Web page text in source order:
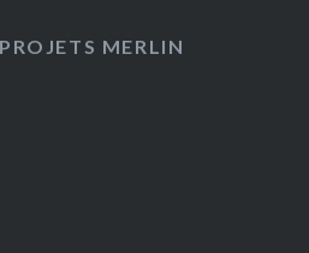
MERLIN